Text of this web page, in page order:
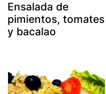
Ensalada de
pimientos, tomates
y bacalao